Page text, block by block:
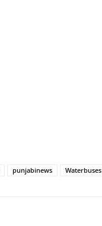
punjabinews Waterbuses